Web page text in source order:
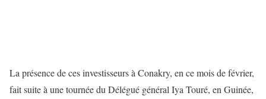
La présence de ces investisseurs à Conakry, en ce mois de février,
fait suite à une tournée du Délégué général Iya Touré, en Guinée,